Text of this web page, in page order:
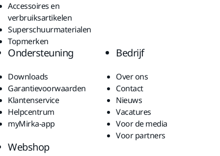
Accessoires en
verbruiksartikelen
Superschuurmaterialen
Topmerken
Ondersteuning
Downloads
Garantievoorwaarden
Klantenservice
Helpcentrum
myMirka-app
Bedrijf
Over ons
Contact
Nieuws
Vacatures
Voor de media
Voor partners
Webshop